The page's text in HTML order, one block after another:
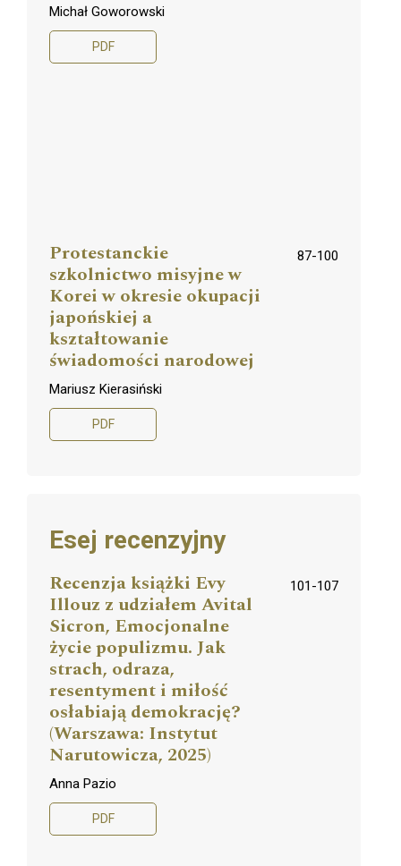
Michał Goworowski
PDF
Protestanckie
szkolnictwo misyjne w
Korei w okresie okupacji
japońskiej a
kształtowanie
świadomości narodowej
87-100
Mariusz Kierasiński
PDF
Esej recenzyjny
Recenzja książki Evy
Illouz z udziałem Avital
Sicron, Emocjonalne
życie populizmu. Jak
strach, odraza,
resentyment i miłość
osłabiają demokrację?
(Warszawa: Instytut
Narutowicza, 2025)
101-107
Anna Pazio
PDF